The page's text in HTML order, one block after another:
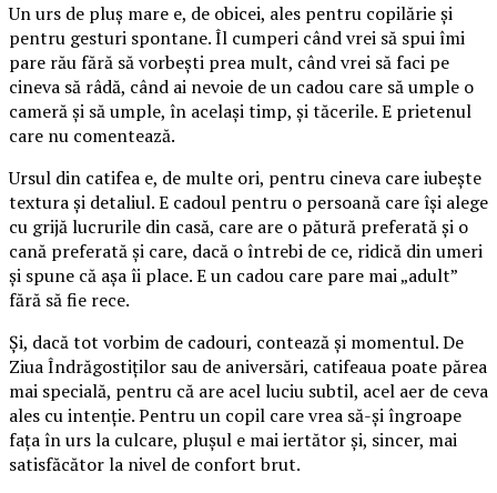
Un urs de pluș mare e, de obicei, ales pentru copilărie și
pentru gesturi spontane. Îl cumperi când vrei să spui îmi
pare rău fără să vorbești prea mult, când vrei să faci pe
cineva să râdă, când ai nevoie de un cadou care să umple o
cameră și să umple, în același timp, și tăcerile. E prietenul
care nu comentează.
Ursul din catifea e, de multe ori, pentru cineva care iubește
textura și detaliul. E cadoul pentru o persoană care își alege
cu grijă lucrurile din casă, care are o pătură preferată și o
cană preferată și care, dacă o întrebi de ce, ridică din umeri
și spune că așa îi place. E un cadou care pare mai „adult”
fără să fie rece.
Și, dacă tot vorbim de cadouri, contează și momentul. De
Ziua Îndrăgostiților sau de aniversări, catifeaua poate părea
mai specială, pentru că are acel luciu subtil, acel aer de ceva
ales cu intenție. Pentru un copil care vrea să-și îngroape
fața în urs la culcare, plușul e mai iertător și, sincer, mai
satisfăcător la nivel de confort brut.